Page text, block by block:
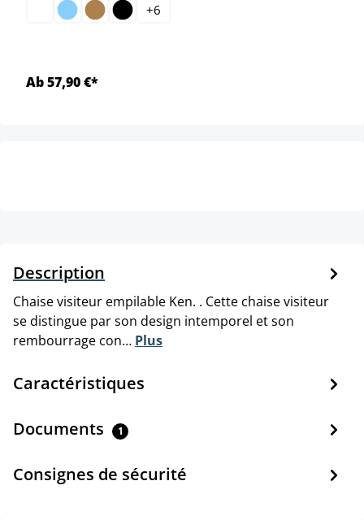
+6
Ab 57,90 €*
Description
Chaise visiteur empilable Ken. . Cette chaise visiteur
se distingue par son design intemporel et son
rembourrage con… Plus
Caractéristiques
Documents 1
Consignes de sécurité